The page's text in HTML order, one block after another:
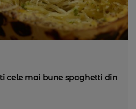
cele mai bune spaghetti din